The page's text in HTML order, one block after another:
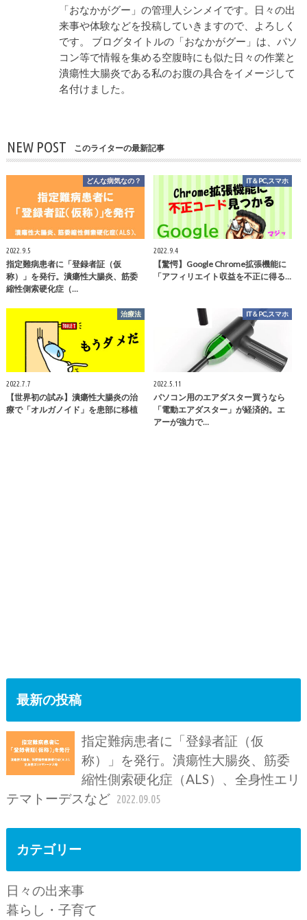
「おなかがグー」の管理人シンメイです。日々の出
来事や体験などを投稿していきますので、よろしく
です。 ブログタイトルの「おなかがグー」は、パソ
コン等で情報を集める空腹時にも似た日々の作業と
潰瘍性大腸炎である私のお腹の具合をイメージして
名付けました。
NEW POST このライターの最新記事
どんな病気なの？
2022.9.5
指定難病患者に「登録者証（仮
称）」を発行。潰瘍性大腸炎、筋委
縮性側索硬化症（…
IT＆PC,スマホ
2022.9.4
【驚愕】Google Chrome拡張機能に
「アフィリエイト収益を不正に得る…
治療法
2022.7.7
【世界初の試み】潰瘍性大腸炎の治
療で「オルガノイド」を患部に移植
IT＆PC,スマホ
2022.5.11
パソコン用のエアダスター買うなら
「電動エアダスター」が経済的。エ
アーが強力で…
最新の投稿
指定難病患者に「登録者証（仮
称）」を発行。潰瘍性大腸炎、筋委
縮性側索硬化症（ALS）、全身性エリ
テマトーデスなど 2022.09.05
カテゴリー
日々の出来事
暮らし・子育て